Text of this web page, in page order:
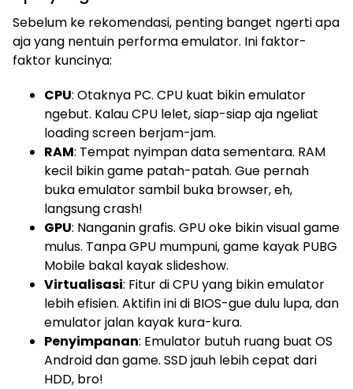
Sebelum ke rekomendasi, penting banget ngerti apa
aja yang nentuin performa emulator. Ini faktor-
faktor kuncinya:
CPU: Otaknya PC. CPU kuat bikin emulator
ngebut. Kalau CPU lelet, siap-siap aja ngeliat
loading screen berjam-jam.
RAM: Tempat nyimpan data sementara. RAM
kecil bikin game patah-patah. Gue pernah
buka emulator sambil buka browser, eh,
langsung crash!
GPU: Nanganin grafis. GPU oke bikin visual game
mulus. Tanpa GPU mumpuni, game kayak PUBG
Mobile bakal kayak slideshow.
Virtualisasi: Fitur di CPU yang bikin emulator
lebih efisien. Aktifin ini di BIOS-gue dulu lupa, dan
emulator jalan kayak kura-kura.
Penyimpanan: Emulator butuh ruang buat OS
Android dan game. SSD jauh lebih cepat dari
HDD, bro!